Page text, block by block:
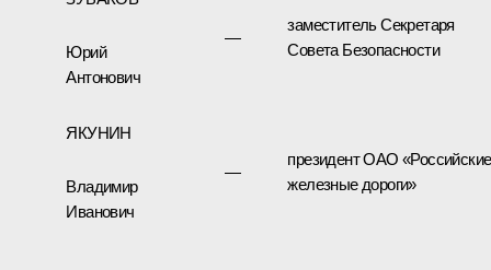
Юрий
Антонович
—
заместитель Секретаря
Совета Безопасности
ЯКУНИН
Владимир
Иванович
—
президент ОАО «Российские
железные дороги»